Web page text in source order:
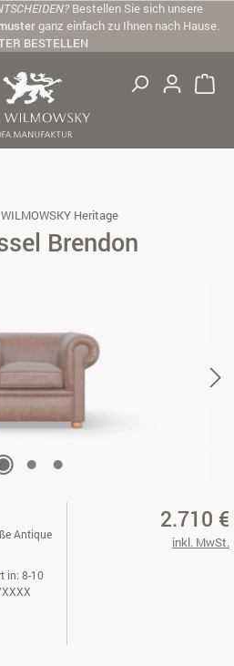
Bestellen Sie sich unsere
ganz einfach zu Ihnen nach Hause.
BESTELLEN
Heritage
Brendon
Antique
in: 8-10
2.710 €
inkl. MwSt.